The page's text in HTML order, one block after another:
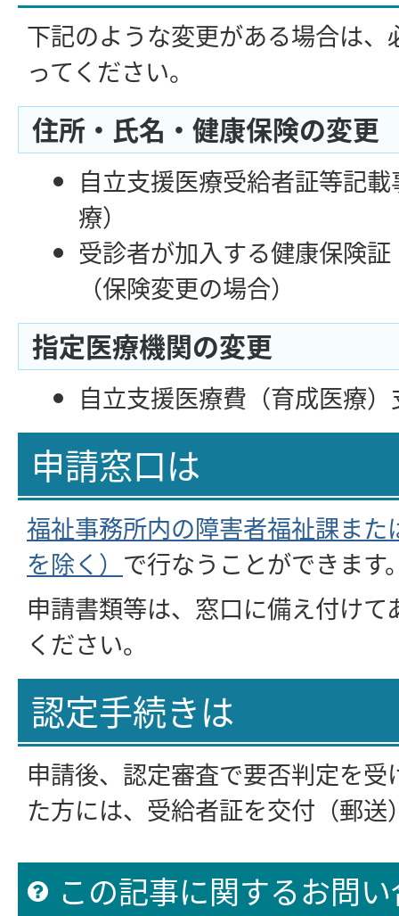
下記のような変更がある場合は
ってください。
住所・氏名・健康保険の変更
自立支援医療受給者証等記
療）
受診者が加入する健康保険
（保険変更の場合）
指定医療機関の変更
自立支援医療費（育成医療
申請窓口は
福祉事務所内の障害者福祉課ま
を除く） で行なうことができます
申請書類等は、窓口に備え付け
ください。
認定手続きは
申請後、認定審査で要否判定を
た方には、受給者証を交付（郵送
この記事に関するお問